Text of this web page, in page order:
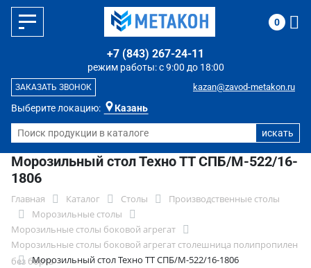
Выберите локацию: Казань
режим работы: с 9:00 до 18:00
+7 (843) 267-24-11
kazan@zavod-metakon.ru
ЗАКАЗАТЬ ЗВОНОК
0
Морозильный стол Техно ТТ СПБ/М-522/16-
1806
Главная Каталог Столы
Производственные столы
Морозильные столы
Морозильные столы боковой агрегат
Морозильные столы боковой агрегат столешница полипропилен
без бортаМорозильный стол Техно ТТ СПБ/М-522/16-1806